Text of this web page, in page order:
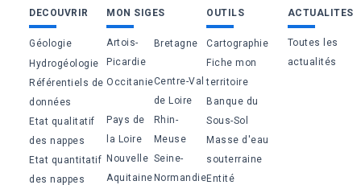
Bas
de
page
DECOUVRIR
Géologie
Hydrogéologie
Référentiels de
données
Etat qualitatif
des nappes
Etat quantitatif
des nappes
MON SIGES
Artois-
Picardie
Bretagne
OccitanieCentre-Val
de Loire
Pays de
la Loire
Rhin-
Meuse
Nouvelle
Aquitaine
Seine-
Normandie
OUTILS
Cartographie
Fiche mon
territoire
Banque du
Sous-Sol
Masse d'eau
souterraine
Entité
ACTUALITES
Toutes les
actualités